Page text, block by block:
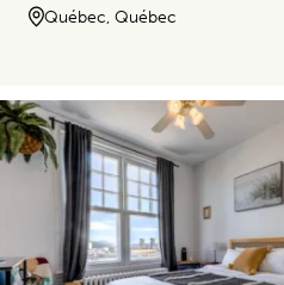
Québec, Québec